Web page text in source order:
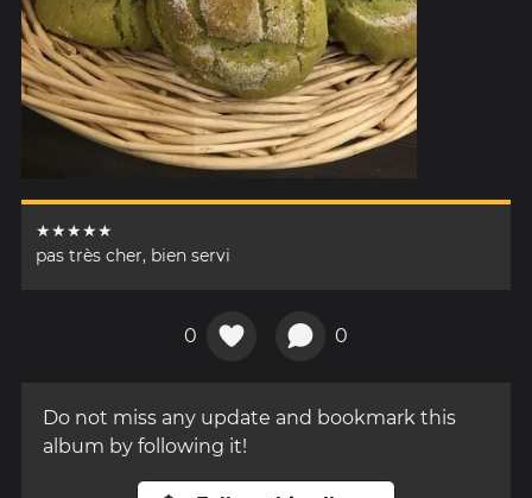
★★★★★
pas très cher, bien servi
0 0
Do not miss any update and bookmark this
album by following it!